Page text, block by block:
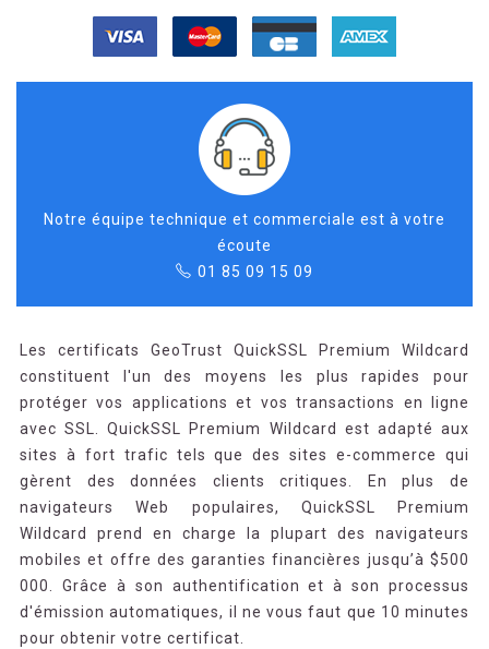
Notre équipe technique et commerciale est à votre
écoute
01 85 09 15 09
Les certificats GeoTrust QuickSSL Premium Wildcard
constituent l'un des moyens les plus rapides pour
protéger vos applications et vos transactions en ligne
avec SSL. QuickSSL Premium Wildcard est adapté aux
sites à fort trafic tels que des sites e-commerce qui
gèrent des données clients critiques. En plus de
navigateurs Web populaires, QuickSSL Premium
Wildcard prend en charge la plupart des navigateurs
mobiles et offre des garanties financières jusqu’à $500
000. Grâce à son authentification et à son processus
d'émission automatiques, il ne vous faut que 10 minutes
pour obtenir votre certificat.